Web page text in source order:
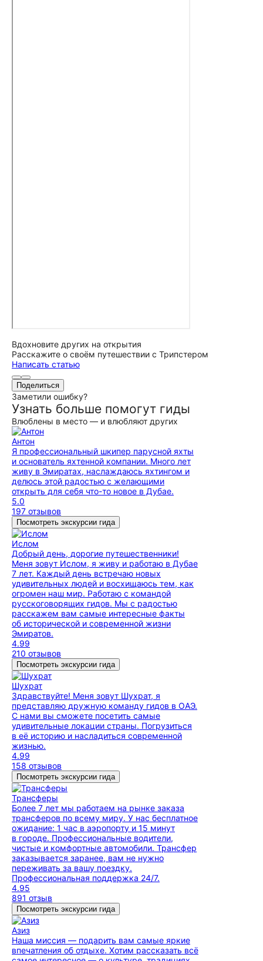
Вдохновите других на открытия
Расскажите о своём путешествии с Трипстером
Написать статью
Поделиться
Заметили ошибку?
Узнать больше помогут гиды
Влюблены в место — и влюбляют других
Антон
Я профессиональный шкипер парусной яхты
и основатель яхтенной компании. Много лет
живу в Эмиратах, наслаждаюсь яхтингом и
делюсь этой радостью с желающими
открыть для себя что-то новое в Дубае.
5.0
197 отзывов
Посмотреть экскурсии гида
Ислом
Добрый день, дорогие путешественники!
Меня зовут Ислом, я живу и работаю в Дубае
7 лет. Каждый день встречаю новых
удивительных людей и восхищаюсь тем, как
огромен наш мир. Работаю с командой
русскоговорящих гидов. Мы с радостью
расскажем вам самые интересные факты
об исторической и современной жизни
Эмиратов.
4.99
210 отзывов
Посмотреть экскурсии гида
Шухрат
Здравствуйте! Меня зовут Шухрат, я
представляю дружную команду гидов в ОАЭ.
С нами вы сможете посетить самые
удивительные локации страны. Погрузиться
в её историю и насладиться современной
жизнью.
4.99
158 отзывов
Посмотреть экскурсии гида
Трансферы
Более 7 лет мы работаем на рынке заказа
трансферов по всему миру. У нас бесплатное
ожидание: 1 час в аэропорту и 15 минут
в городе. Профессиональные водители,
чистые и комфортные автомобили. Трансфер
заказывается заранее, вам не нужно
переживать за вашу поездку.
Профессиональная поддержка 24/7.
4.95
891 отзыв
Посмотреть экскурсии гида
Азиз
Наша миссия — подарить вам самые яркие
впечатления об отдыхе. Хотим рассказать всё